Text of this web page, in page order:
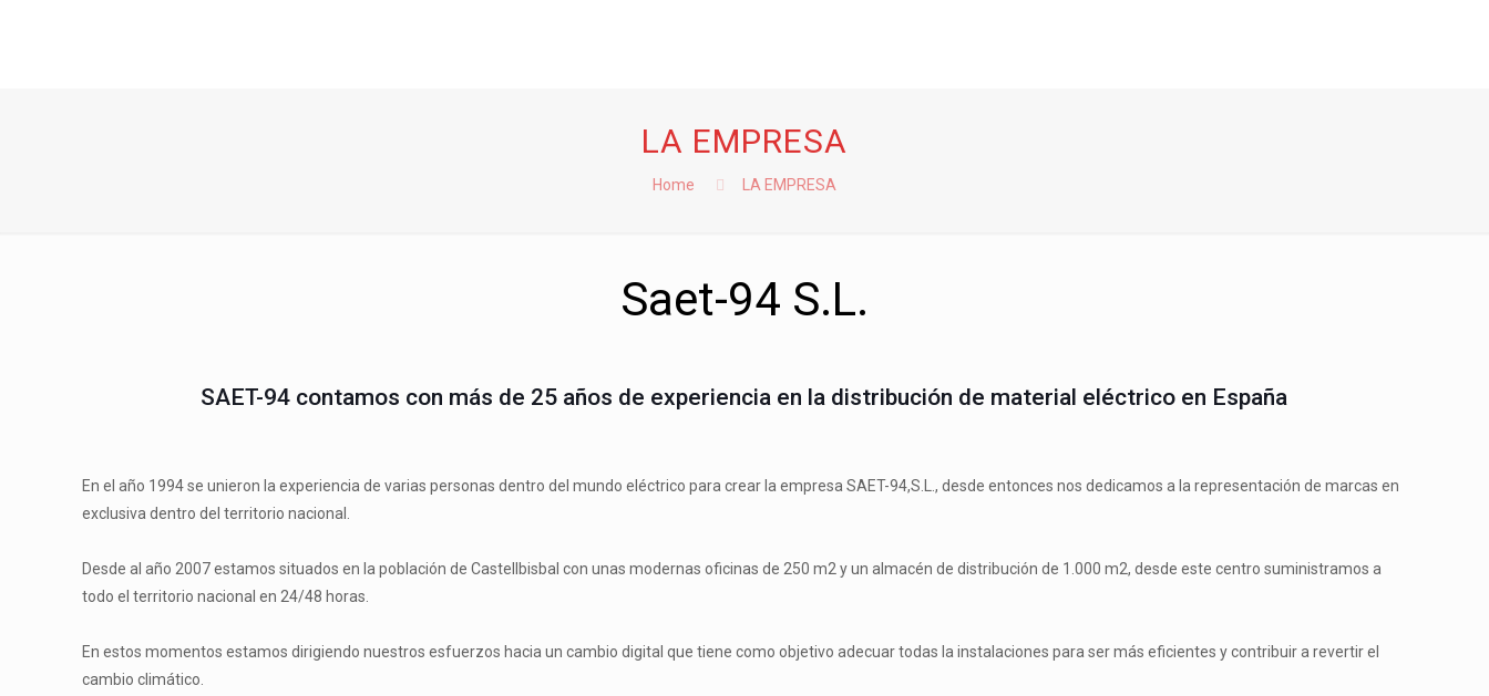
LA EMPRESA
Home LA EMPRESA
Saet-94 S.L.
SAET-94 contamos con más de 25 años de experiencia en la distribución de material eléctrico en España
En el año 1994 se unieron la experiencia de varias personas dentro del mundo eléctrico para crear la empresa SAET-94,S.L., desde entonces nos dedicamos a la representación de marcas en
exclusiva dentro del territorio nacional.
Desde al año 2007 estamos situados en la población de Castellbisbal con unas modernas oficinas de 250 m2 y un almacén de distribución de 1.000 m2, desde este centro suministramos a
todo el territorio nacional en 24/48 horas.
En estos momentos estamos dirigiendo nuestros esfuerzos hacia un cambio digital que tiene como objetivo adecuar todas la instalaciones para ser más eficientes y contribuir a revertir el
cambio climático.